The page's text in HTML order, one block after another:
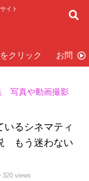
イト
クリック お問い
写真や動画撮影
るシネマティ
もう迷わない
320views